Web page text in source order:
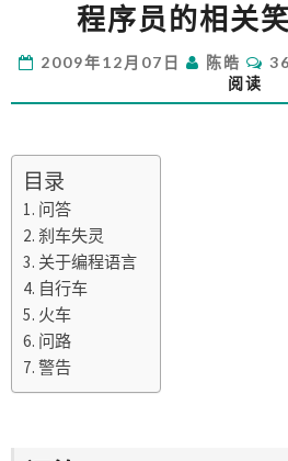
序
的
相
程序员的相关
2009年12月07日 陈皓
评
论
阅读
目录
问答
刹车失灵
关于编程语言
自行车
火车
问路
警告